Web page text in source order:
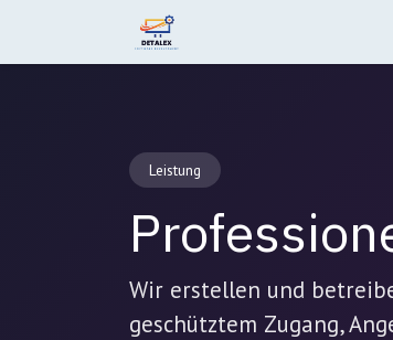
Zum Inhalt springen
Leistung
Wir erstellen und
geschütztem Zugang,